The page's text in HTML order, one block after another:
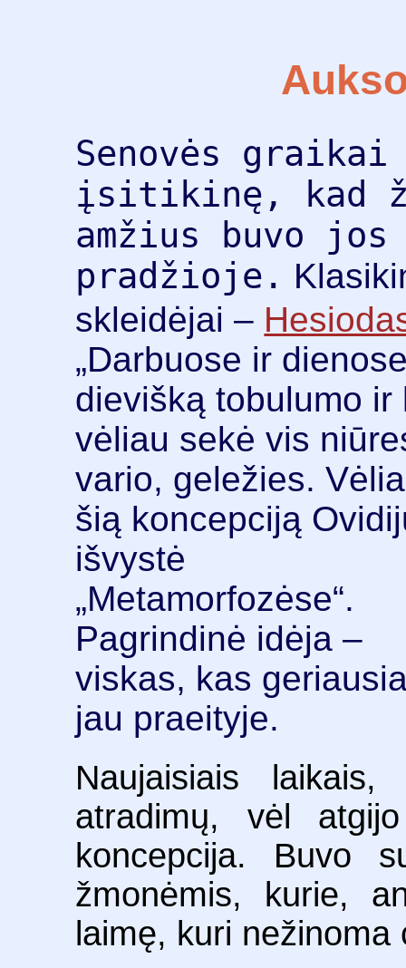
Senovės
įsitikinę, kad
amžius buvo
pradžioje.
skleidėjai –
„Darbuose ir
dievišką tobulumo
vėliau sekė vis
vario, geležies.
šią koncepciją
išvystė
„Metamorfozėse“.
Pagrindinė idėja –
viskas, kas
jau praeityje.
Naujaisiais
atradimų, vėl
koncepcija. Buvo
žmonėmis, kurie,
laimę, kuri